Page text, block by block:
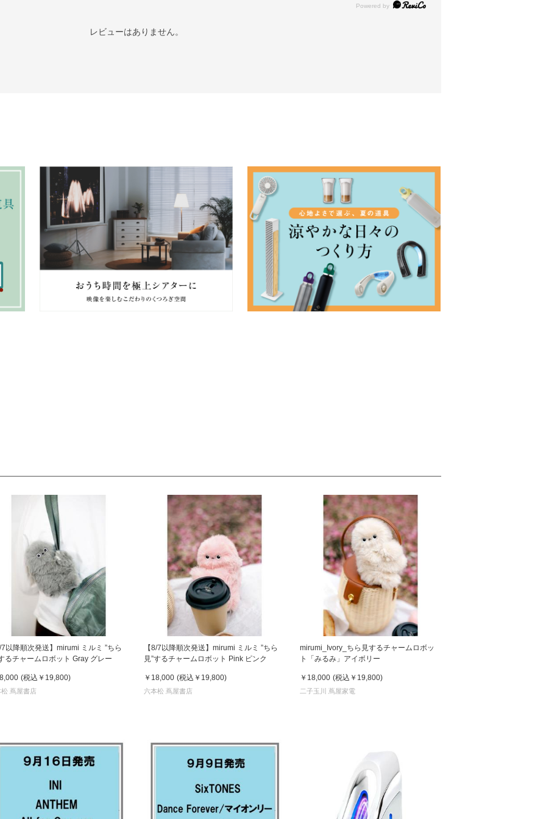
レビューはありません。
以降順次発送】mirumi ミルミ ”ちら
るチャームロボット Gray グレー
(税込 ￥19,800)
蔦屋書店
【8/7以降順次発送】mirumi ミルミ ”ちら
見”するチャームロボット Pink ピンク
￥18,000 (税込 ￥19,800)
六本松 蔦屋書店
mirumi_Ivory_ちら見するチャームロボッ
ト「みるみ」アイボリー
￥18,000 (税込 ￥19,800)
二子玉川 蔦屋家電